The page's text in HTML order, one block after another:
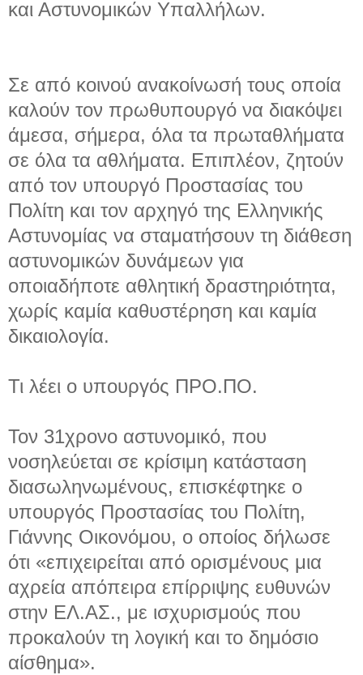
και Αστυνομικών Υπαλλήλων.
Σε από κοινού ανακοίνωσή τους οποία
καλούν τον πρωθυπουργό να διακόψει
άμεσα, σήμερα, όλα τα πρωταθλήματα
σε όλα τα αθλήματα. Επιπλέον, ζητούν
από τον υπουργό Προστασίας του
Πολίτη και τον αρχηγό της Ελληνικής
Αστυνομίας να σταματήσουν τη διάθεση
αστυνομικών δυνάμεων για
οποιαδήποτε αθλητική δραστηριότητα,
χωρίς καμία καθυστέρηση και καμία
δικαιολογία.
Τι λέει ο υπουργός ΠΡΟ.ΠΟ.
Τον 31χρονο αστυνομικό, που
νοσηλεύεται σε κρίσιμη κατάσταση
διασωληνωμένους, επισκέφτηκε ο
υπουργός Προστασίας του Πολίτη,
Γιάννης Οικονόμου, ο οποίος δήλωσε
ότι «επιχειρείται από ορισμένους μια
αχρεία απόπειρα επίρριψης ευθυνών
στην ΕΛ.ΑΣ., με ισχυρισμούς που
προκαλούν τη λογική και το δημόσιο
αίσθημα».